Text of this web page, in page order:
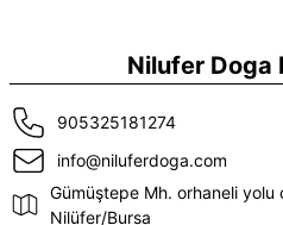
Nilufer Doga
905325181274
info@niluferdoga.com
Gümüştepe Mh. orhaneli yolu
Nilüfer/Bursa